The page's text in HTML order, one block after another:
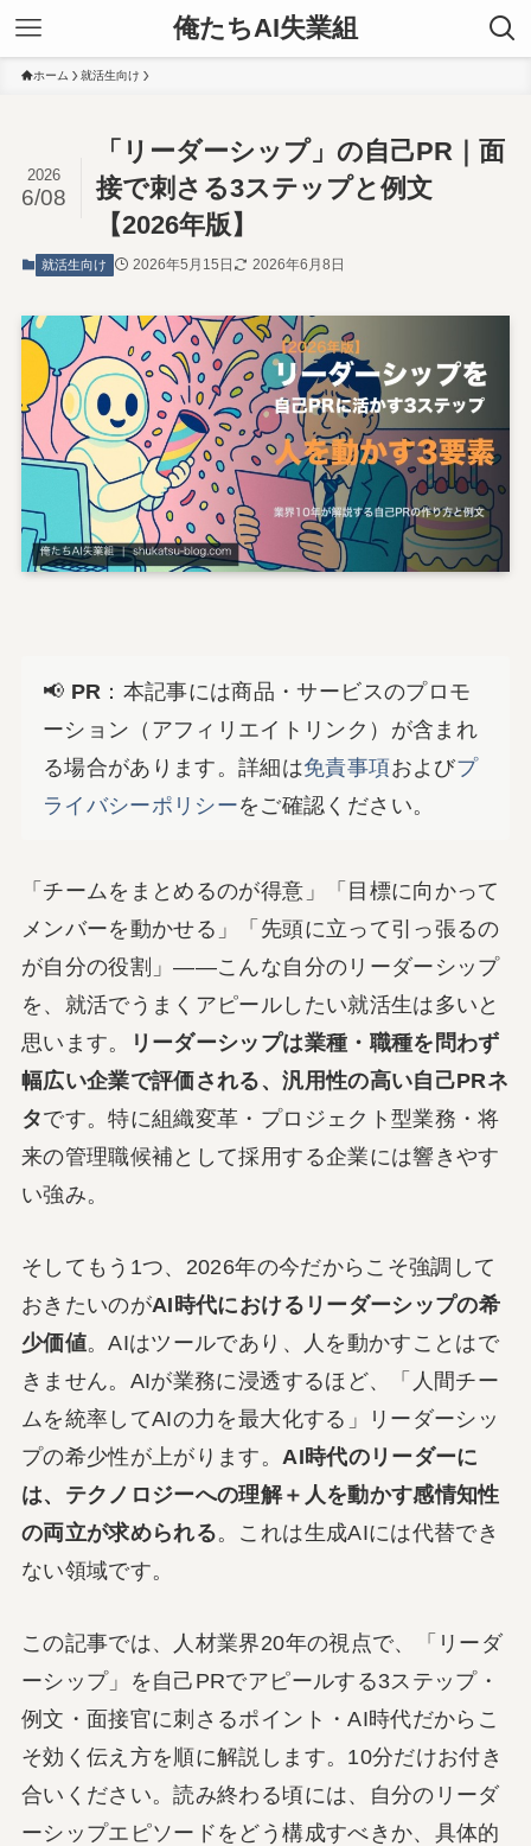
俺たちAI失業組
ホーム 就活生向け
「リーダーシップ」の自己PR｜面
接で刺さる3ステップと例文
【2026年版】
2026
6/08
就活生向け 2026年5月15日 2026年6月8日
📢 PR ：本記事には商品・サービスのプロモ
ーション（アフィリエイトリンク）が含まれ
る場合があります。詳細は免責事項およびプ
ライバシーポリシーをご確認ください。
「チームをまとめるのが得意」「目標に向かって
メンバーを動かせる」「先頭に立って引っ張るの
が自分の役割」――こんな自分のリーダーシップ
を、就活でうまくアピールしたい就活生は多いと
思います。
リーダーシップは業種・職種を問わず
幅広い企業で評価される、汎用性の高い自己PRネ
タです。特に組織変革・プロジェクト型業務・将
来の管理職候補として採用する企業には響きやす
い強み。
そしてもう1つ、2026年の今だからこそ強調して
おきたいのがAI時代におけるリーダーシップの希
少価値。AIはツールであり、人を動かすことはで
きません。AIが業務に浸透するほど、「人間チー
ムを統率してAIの力を最大化する」リーダーシッ
プの希少性が上がります。 AI時代のリーダーに
は、テクノロジーへの理解＋人を動かす感情知性
の両立が求められる。これは生成AIには代替でき
ない領域です。
この記事では、人材業界20年の視点で、「リーダ
ーシップ」を自己PRでアピールする3ステップ・
例文・面接官に刺さるポイント・AI時代だからこ
そ効く伝え方を順に解説します。10分だけお付き
合いください。読み終わる頃には、自分のリーダ
ーシップエピソードをどう構成すべきか、具体的